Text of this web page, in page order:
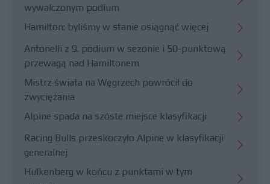
wywalczonym podium
Hamilton: byliśmy w stanie osiągnąć więcej
Antonelli z 9. podium w sezonie i 50-punktową
przewagą nad Hamiltonem
Mistrz świata na Węgrzech powrócił do
zwyciężania
Alpine spada na szóste miejsce klasyfikacji
Racing Bulls przeskoczyło Alpine w klasyfikacji
generalnej
Hulkenberg w końcu z punktami w tym